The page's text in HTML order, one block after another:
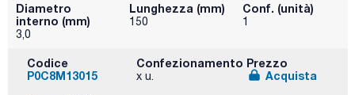
Diametro
interno (mm)
3,0
Lunghezza (mm)
150
Conf. (unità)
1
Codice
P0C8M13015
Confezionamento
x u.
Prezzo
Acquista